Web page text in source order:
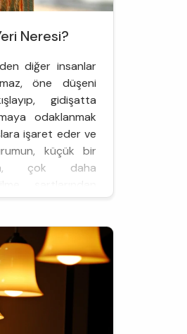
Neresi?
diğer insanlar
öne düşeni
gidişatta
odaklanmak
işaret eder ve
küçük bir
çok daha
olduğunu